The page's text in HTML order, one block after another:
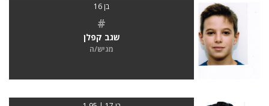
בן 16
#
שגב קפלן
מגיש/ה